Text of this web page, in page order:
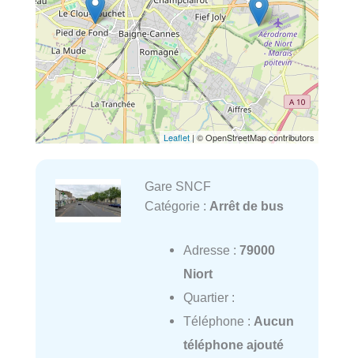
Leaflet | © OpenStreetMap contributors
Gare SNCF
Catégorie : Arrêt de bus
Adresse : 79000
Niort
Quartier :
Téléphone : Aucun
téléphone ajouté